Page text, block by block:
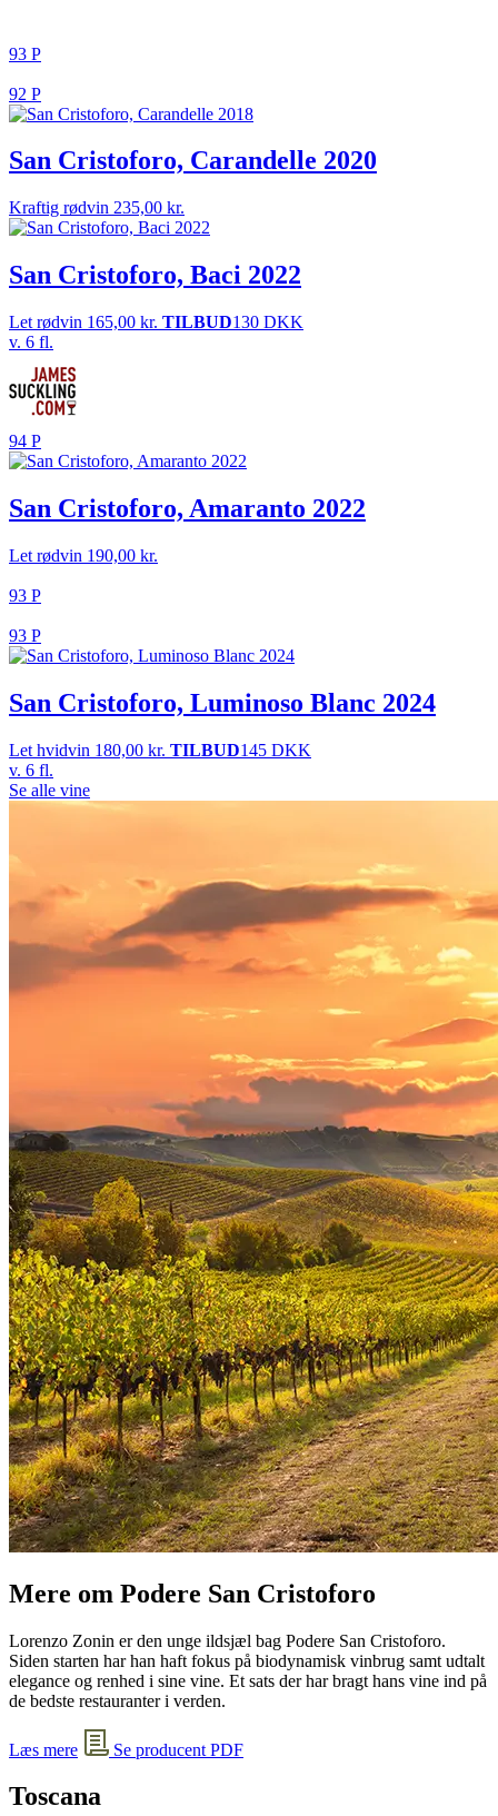
93 P
92 P
San Cristoforo, Carandelle 2020
Kraftig rødvin 235,00 kr.
San Cristoforo, Baci 2022
Let rødvin 165,00 kr. TILBUD130 DKK
v. 6 fl.
94 P
San Cristoforo, Amaranto 2022
Let rødvin 190,00 kr.
93 P
93 P
San Cristoforo, Luminoso Blanc 2024
Let hvidvin 180,00 kr. TILBUD145 DKK
v. 6 fl.
Se alle vine
Mere om Podere San Cristoforo
Lorenzo Zonin er den unge ildsjæl bag Podere San Cristoforo.
Siden starten har han haft fokus på biodynamisk vinbrug samt udtalt
elegance og renhed i sine vine. Et sats der har bragt hans vine ind på
de bedste restauranter i verden.
Læs mere Se producent PDF
Toscana